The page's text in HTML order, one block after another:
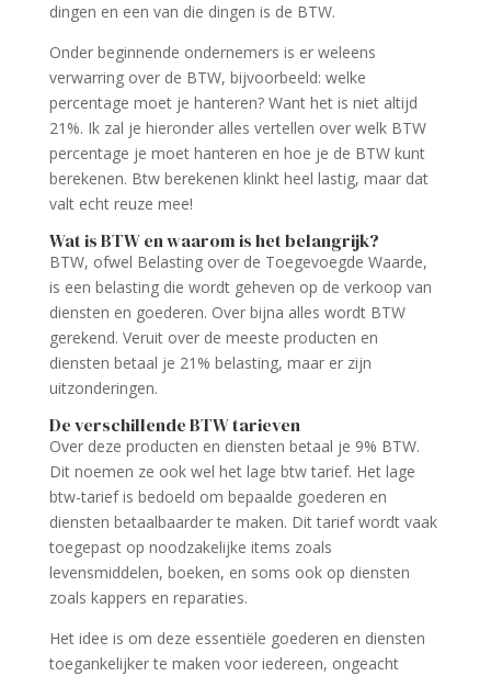
dingen en een van die dingen is de BTW.
Onder beginnende ondernemers is er weleens
verwarring over de BTW, bijvoorbeeld: welke
percentage moet je hanteren? Want het is niet altijd
21%. Ik zal je hieronder alles vertellen over welk BTW
percentage je moet hanteren en hoe je de BTW kunt
berekenen. Btw berekenen klinkt heel lastig, maar dat
valt echt reuze mee!
Wat is BTW en waarom is het belangrijk?
BTW, ofwel Belasting over de Toegevoegde Waarde,
is een belasting die wordt geheven op de verkoop van
diensten en goederen. Over bijna alles wordt BTW
gerekend. Veruit over de meeste producten en
diensten betaal je 21% belasting, maar er zijn
uitzonderingen.
De verschillende BTW tarieven
Over deze producten en diensten betaal je 9% BTW.
Dit noemen ze ook wel het lage btw tarief. Het lage
btw-tarief is bedoeld om bepaalde goederen en
diensten betaalbaarder te maken. Dit tarief wordt vaak
toegepast op noodzakelijke items zoals
levensmiddelen, boeken, en soms ook op diensten
zoals kappers en reparaties.
Het idee is om deze essentiële goederen en diensten
toegankelijker te maken voor iedereen, ongeacht